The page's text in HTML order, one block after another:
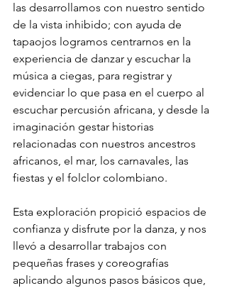
las desarrollamos con nuestro sentido
de la vista inhibido; con ayuda de
tapaojos logramos centrarnos en la
experiencia de danzar y escuchar la
música a ciegas, para registrar y
evidenciar lo que pasa en el cuerpo al
escuchar percusión africana, y desde la
imaginación gestar historias
relacionadas con nuestros ancestros
africanos, el mar, los carnavales, las
fiestas y el folclor colombiano.
Esta exploración propició espacios de
confianza y disfrute por la danza, y nos
llevó a desarrollar trabajos con
pequeñas frases y coreografías
aplicando algunos pasos básicos que,